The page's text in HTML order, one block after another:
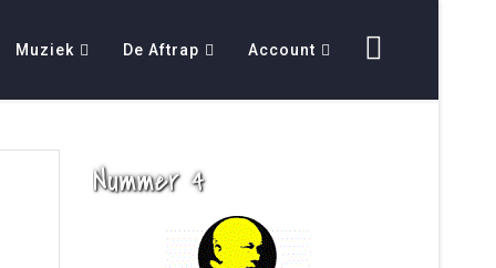
Muziek De Aftrap Account
Nummer 4